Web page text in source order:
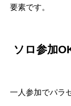
要素です。
ソロ参加
一人参加でパラ